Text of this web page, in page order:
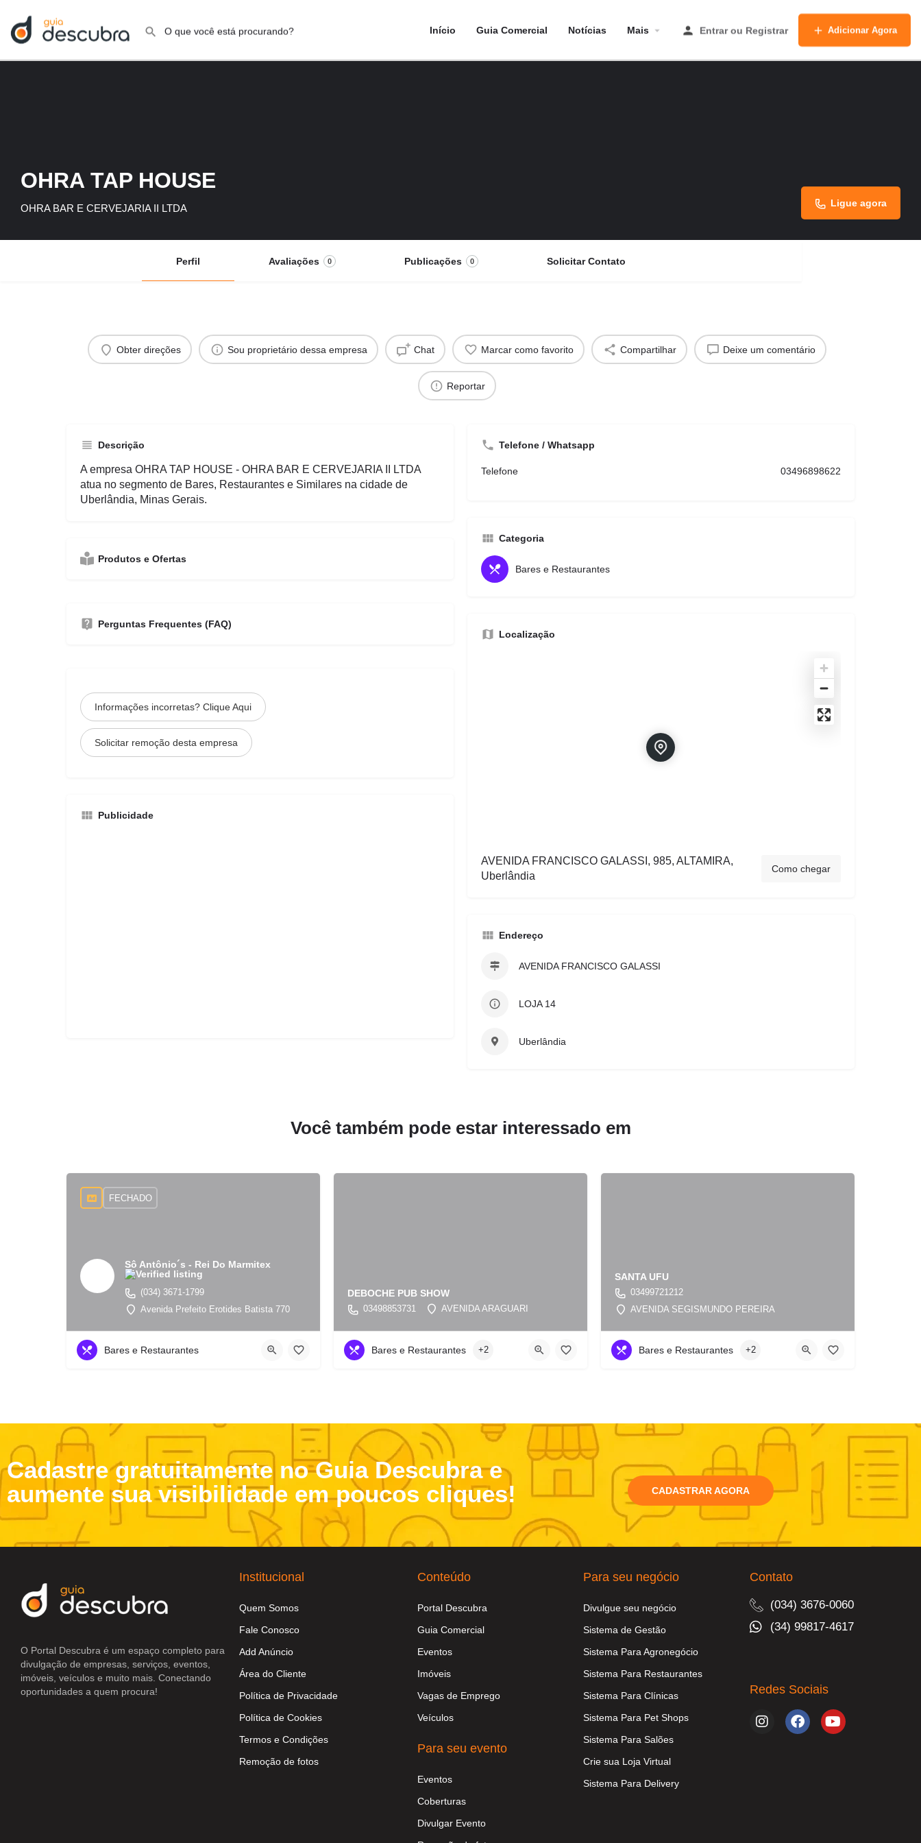
Início Guia Comercial Notícias Mais Entrar ou Registrar Adicionar Agora
OHRA TAP HOUSE
OHRA BAR E CERVEJARIA II LTDA Ligue agora
Perfil Avaliações 0 Publicações 0 Solicitar Contato
Obter direções Sou proprietário dessa empresa Chat Marcar como favorito Compartilhar Deixe um comentário
Reportar
Descrição
A empresa OHRA TAP HOUSE - OHRA BAR E CERVEJARIA II LTDA
atua no segmento de Bares, Restaurantes e Similares na cidade de
Uberlândia, Minas Gerais.
Produtos e Ofertas
Perguntas Frequentes (FAQ)
Informações incorretas? Clique Aqui
Solicitar remoção desta empresa
Publicidade
Telefone / Whatsapp
Telefone 03496898622
Categoria
Bares e Restaurantes
Localização
AVENIDA FRANCISCO GALASSI, 985, ALTAMIRA,
Uberlândia
Como chegar
Endereço
AVENIDA FRANCISCO GALASSI
LOJA 14
Uberlândia
Você também pode estar interessado em
Sô Antônio´s - Rei Do Marmitex
(034) 3671-1799
Avenida Prefeito Erotides Batista 770
FECHADO
Bares e Restaurantes
DEBOCHE PUB SHOW
03498853731 AVENIDA ARAGUARI
Bares e Restaurantes +2
SANTA UFU
03499721212
AVENIDA SEGISMUNDO PEREIRA
Bares e Restaurantes +2
Cadastre gratuitamente no Guia Descubra e
aumente sua visibilidade em poucos cliques!
CADASTRAR AGORA
O Portal Descubra é um espaço completo para
divulgação de empresas, serviços, eventos,
imóveis, veículos e muito mais. Conectando
oportunidades a quem procura!
Institucional
Quem Somos
Fale Conosco
Add Anúncio
Área do Cliente
Política de Privacidade
Política de Cookies
Termos e Condições
Remoção de fotos
Conteúdo
Portal Descubra
Guia Comercial
Eventos
Imóveis
Vagas de Emprego
Veículos
Para seu evento
Eventos
Coberturas
Divulgar Evento
Para seu negócio
Divulgue seu negócio
Sistema de Gestão
Sistema Para Agronegócio
Sistema Para Restaurantes
Sistema Para Clínicas
Sistema Para Pet Shops
Sistema Para Salões
Crie sua Loja Virtual
Sistema Para Delivery
Contato
(034) 3676-0060
(34) 99817-4617
Redes Sociais